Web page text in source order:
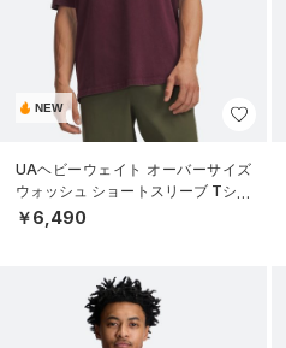
NEW
UAヘビーウェイト オーバーサイズ
ウォッシュ ショートスリーブ Tシャ
ツ（ライフスタイル/MEN）
￥6,490